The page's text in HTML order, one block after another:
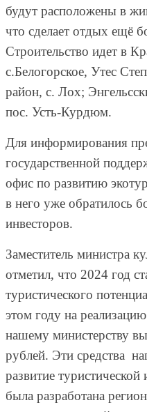
будут расположены в
что сделает отдых ещё
Строительство идет в
с.Белогорское, Утес
район, с. Лох;
пос. Усть-Курдюм.
Для информирования
государственной
офис по развитию
в него уже обратилось
инвесторов.
Заместитель министра
отметил, что 2024 год
туристического
этом году на
нашему министерству
рублей. Эти средства
развитие
была разработана